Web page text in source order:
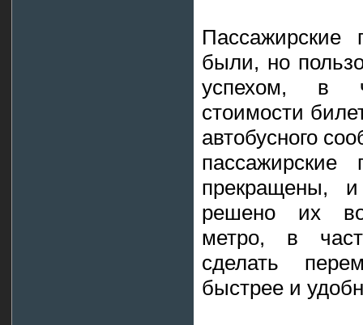
были, но
успехом, в
стоимости
автобусного
прекращены,
решено их
метро, в
сделать
быстрее и